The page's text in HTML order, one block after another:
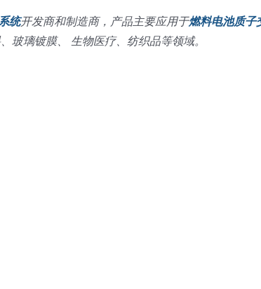
统开发商和制造商，产品主要应用于燃料电池质子
玻璃镀膜、 生物医疗、纺织品等领域。